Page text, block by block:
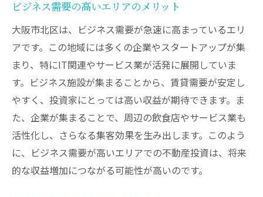
ビジネス需要の高いエリアのメリット
大阪市北区は、ビジネス需要が急速に高まっているエリ
アです。この地域には多くの企業やスタートアップが集
まり、特にIT関連やサービス業が活発に展開していま
す。ビジネス施設が集まることから、賃貸需要が安定し
やすく、投資家にとっては高い収益が期待できます。ま
た、企業が集まることで、周辺の飲食店やサービス業も
活性化し、さらなる集客効果を生み出します。このよう
に、ビジネス需要が高いエリアでの不動産投資は、将来
的な収益増加につながる可能性が高いのです。